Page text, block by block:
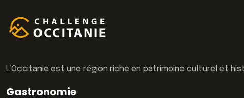
L’Occitanie est une région riche en patrimoine culturel et
Gastronomie